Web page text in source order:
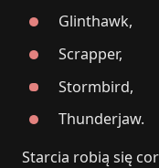
Glinthawk,
Scrapper,
Stormbird,
Thunderjaw.
Starcia robią się